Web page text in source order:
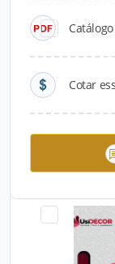
Cotar
Cimento